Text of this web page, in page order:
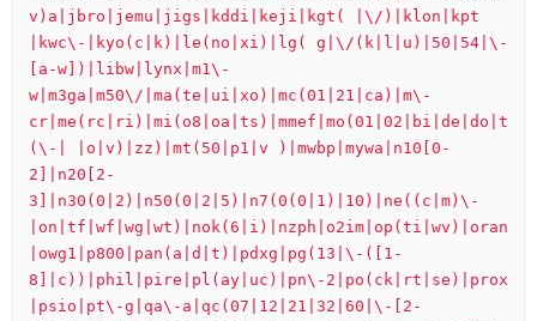
v)a|jbro|jemu|jigs|kddi|keji|kgt( |\/)|klon|kpt
|kwc\-|kyo(c|k)|le(no|xi)|lg( g|\/(k|l|u)|50|54|\-
[a-w])|libw|lynx|m1\-
w|m3ga|m50\/|ma(te|ui|xo)|mc(01|21|ca)|m\-
cr|me(rc|ri)|mi(o8|oa|ts)|mmef|mo(01|02|bi|de|do|t
(\-| |o|v)|zz)|mt(50|p1|v )|mwbp|mywa|n10[0-
2]|n20[2-
3]|n30(0|2)|n50(0|2|5)|n7(0(0|1)|10)|ne((c|m)\-
|on|tf|wf|wg|wt)|nok(6|i)|nzph|o2im|op(ti|wv)|oran
|owg1|p800|pan(a|d|t)|pdxg|pg(13|\-([1-
8]|c))|phil|pire|pl(ay|uc)|pn\-2|po(ck|rt|se)|prox
|psio|pt\-g|qa\-a|qc(07|12|21|32|60|\-[2-